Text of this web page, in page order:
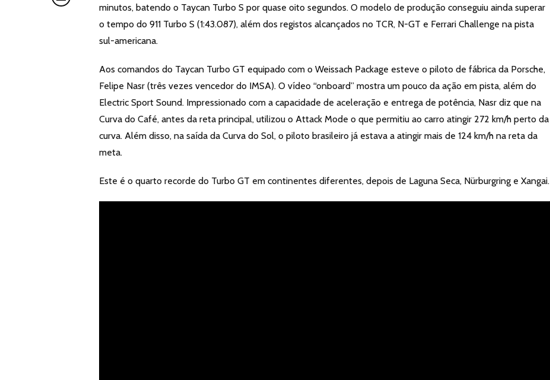
minutos, batendo o Taycan Turbo S por quase oito segundos. O modelo de produção conseguiu ainda superar
o tempo do 911 Turbo S (1:43.087), além dos registos alcançados no TCR, N-GT e Ferrari Challenge na pista
sul-americana.
Aos comandos do Taycan Turbo GT equipado com o Weissach Package esteve o piloto de fábrica da Porsche,
Felipe Nasr (três vezes vencedor do IMSA). O vídeo “onboard” mostra um pouco da ação em pista, além do
Electric Sport Sound. Impressionado com a capacidade de aceleração e entrega de potência, Nasr diz que na
Curva do Café, antes da reta principal, utilizou o Attack Mode o que permitiu ao carro atingir 272 km/h perto da
curva. Além disso, na saída da Curva do Sol, o piloto brasileiro já estava a atingir mais de 124 km/h na reta da
meta.
Este é o quarto recorde do Turbo GT em continentes diferentes, depois de Laguna Seca, Nürburgring e Xangai.